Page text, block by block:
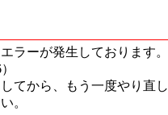
ラーが発生しております。
てから、もう一度やり直し
。